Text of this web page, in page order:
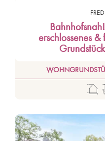
erschlossenes